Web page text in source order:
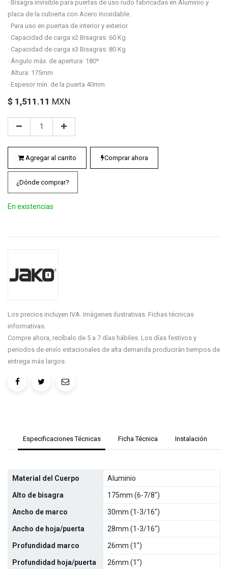
· Bisagra invisible para puertas de uso rudo fabricadas en Aluminio y
placa de la cubierta con Acero Inoxidable.
· Para uso en puertas de interior y exterior.
· Capacidad de carga x2 Bisagras: 60 Kg
· Capacidad de carga x3 Bisagras: 80 Kg
· Ángulo máx. de apertura: 180º
· Altura: 175mm
· Espesor mín. de la puerta 40mm.
$ 1,511.11 MXN
Agregar al carrito Comprar ahora
¿Dónde comprar?
En existencias
Los precios incluyen IVA. Imágenes ilustrativas. Fichas técnicas
informativas.
Compre ahora, recíbalo de 5 a 7 días hábiles. Los días festivos y
periodos de envío estacionales de alta demanda producirán tiempos de
entrega más largos.
Especificaciones Técnicas Ficha Técnica Instalación
Material del Cuerpo Aluminio
Alto de bisagra 175mm (6-7/8")
Ancho de marco 30mm (1-3/16")
Ancho de hoja/puerta 28mm (1-3/16")
Profundidad marco 26mm (1")
Profundidad hoja/puerta 26mm (1")